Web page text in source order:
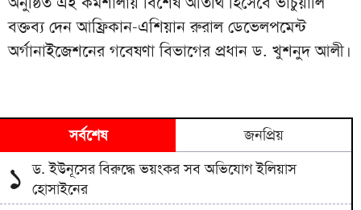
বক্তব্য দেন আফ্রিকান-এশিয়ান রুরাল ডেভেলপমেন্ট
অর্গানাইজেশনের গবেষণা বিভাগের প্রধান ড. খুশনুদ আলী।
সর্বশেষ জনপ্রিয়
১ ড. ইউনূসের বিরুদ্ধে ভয়ংকর সব অভিযোগ ইলিয়াস
হোসাইনের